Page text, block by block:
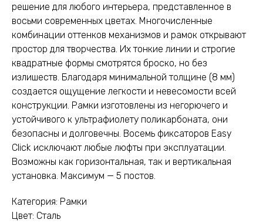
решение для любого интерьера, представленное в
восьми современных цветах. Многочисленные
комбинации оттенков механизмов и рамок открывают
простор для творчества. Их тонкие линии и строгие
квадратные формы смотрятся броско, но без
излишеств. Благодаря минимальной толщине (8 мм)
создается ощущение легкости и невесомости всей
конструкции. Рамки изготовлены из негорючего и
устойчивого к ультрафиолету поликарбоната, они
безопасны и долговечны. Восемь фиксаторов Easy
Click исключают любые люфты при эксплуатации.
Возможны как горизонтальная, так и вертикальная
установка. Максимум — 5 постов.
Категория: Рамки
Цвет: Сталь